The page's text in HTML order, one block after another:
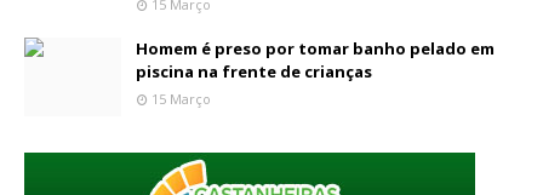
15 Março
Homem é preso por tomar banho pelado em
piscina na frente de crianças
15 Março